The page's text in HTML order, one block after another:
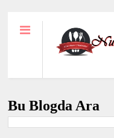
Bu Blogda Ara